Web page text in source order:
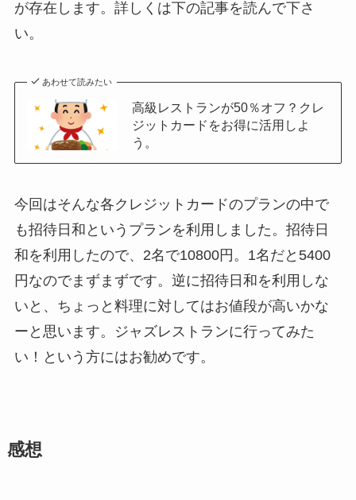
が存在します。詳しくは下の記事を読んで下さ
い。
あわせて読みたい
高級レストランが50％オフ？クレ
ジットカードをお得に活用しよ
う。
今回はそんな各クレジットカードのプランの中で
も招待日和というプランを利用しました。招待日
和を利用したので、2名で10800円。1名だと5400
円なのでまずまずです。逆に招待日和を利用しな
いと、ちょっと料理に対してはお値段が高いかな
ーと思います。ジャズレストランに行ってみた
い！という方にはお勧めです。
感想